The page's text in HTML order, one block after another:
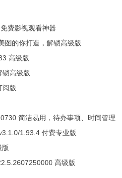
费影视观看神器
图的你打造，解锁高级版
高级版
锁高级版
阅版
简洁易用，待办事项、时间管理
1.93.4 付费专业版
版
高级版